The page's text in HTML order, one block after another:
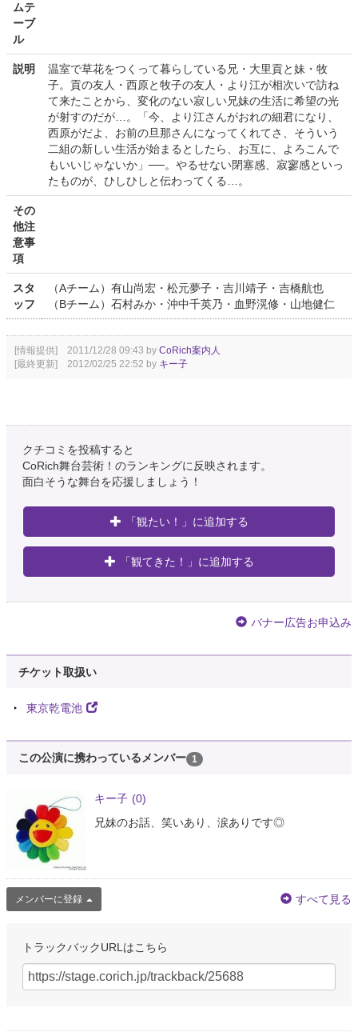
ムテ
ーブ
ル
説明
温室で草花をつくって暮らしている兄・大里貢と妹・牧
子。貢の友人・西原と牧子の友人・より江が相次いで訪ね
て来たことから、変化のない寂しい兄妹の生活に希望の光
が射すのだが…。「今、より江さんがおれの細君になり、
西原がだよ、お前の旦那さんになってくれてさ、そういう
二組の新しい生活が始まるとしたら、お互に、よろこんで
もいいじゃないか」──。やるせない閉塞感、寂寥感といっ
たものが、ひしひしと伝わってくる…。
その
他注
意事
項
スタ
ッフ
（Aチーム）有山尚宏・松元夢子・吉川靖子・吉橋航也
（Bチーム）石村みか・沖中千英乃・血野滉修・山地健仁
[情報提供] 2011/12/28 09:43 by CoRich案内人
[最終更新] 2012/02/25 22:52 by キー子
クチコミを投稿すると
CoRich舞台芸術！のランキングに反映されます。
面白そうな舞台を応援しましょう！
「観たい！」に追加する
「観てきた！」に追加する
バナー広告お申込み
チケット取扱い
東京乾電池
この公演に携わっているメンバー 1
キー子 (0)
兄妹のお話、笑いあり、涙ありです◎
メンバーに登録 すべて見る
トラックバックURLはこちら